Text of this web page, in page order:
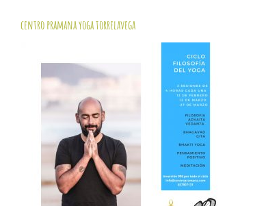
centro pramana yoga torrelavega